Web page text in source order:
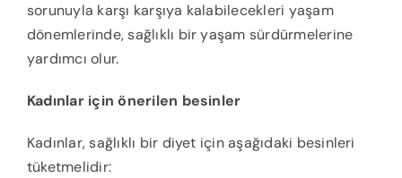
sorunuyla karşı karşıya kalabilecekleri yaşam
dönemlerinde, sağlıklı bir yaşam sürdürmelerine
yardımcı olur.
Kadınlar için önerilen besinler
Kadınlar, sağlıklı bir diyet için aşağıdaki besinleri
tüketmelidir: